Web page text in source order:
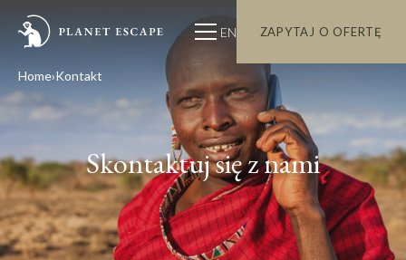
EN ZAPYTAJ O OFERTĘ
Home Kontakt
Skontaktuj się z nami